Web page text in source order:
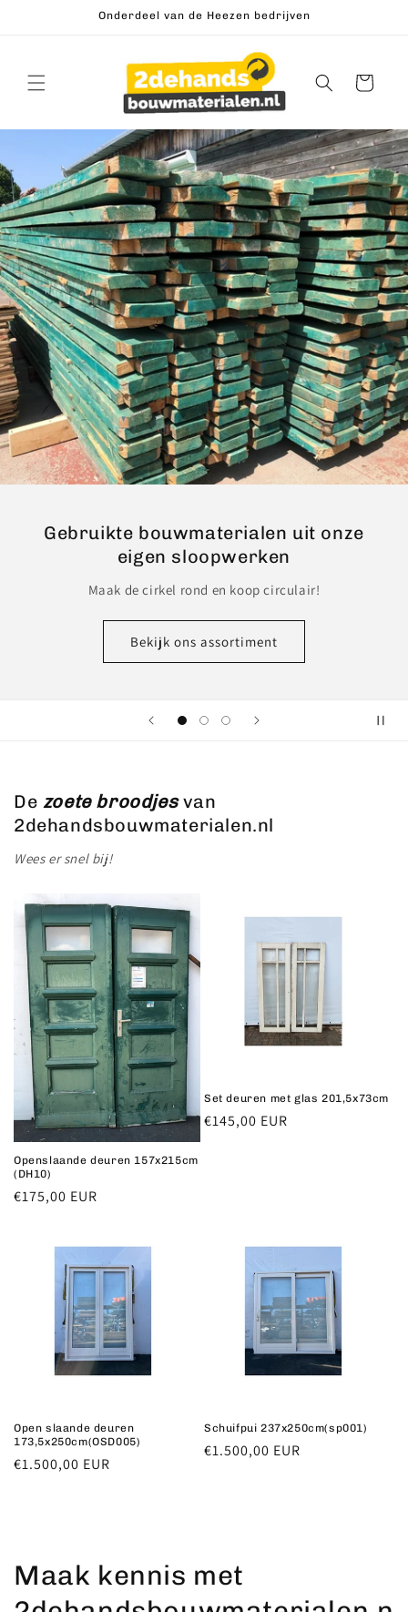
Onderdeel van de Heezen bedrijven
Winkelwagen
Gebruikte bouwmaterialen uit onze
eigen sloopwerken
Maak de cirkel rond en koop circulair!
Bekijk ons assortiment
De zoete broodjesvan
2dehandsbouwmaterialen.nl
Wees er snel bij!
Openslaande deuren 157x215cm
(DH10)
Normale
€175,00 EUR
Set deuren met glas 201,5x73cm
Normale
€145,00 EUR
Open slaande deuren
173,5x250cm(OSD005)
Normale
€1.500,00 EUR
Schuifpui 237x250cm(sp001)
Normale
€1.500,00 EUR
Maak kennis met